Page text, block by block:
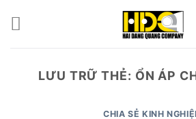
qua
LƯU TRỮ THẺ: ỔN ÁP
CHIA SẺ KINH